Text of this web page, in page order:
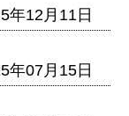
年12月11日
年07月15日